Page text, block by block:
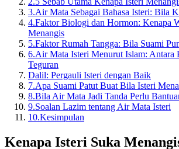
3.Air Mata Sebagai Bahasa Isteri: Bila
4.Faktor Biologi dan Hormon: Kenapa
Menangis
5.Faktor Rumah Tangga: Bila Suami
6.Air Mata Isteri Menurut Islam: Antara
Teguran
Dalil: Pergauli Isteri dengan Baik
7.Apa Suami Patut Buat Bila Isteri
8.Bila Air Mata Jadi Tanda Perlu
9.Soalan Lazim tentang Air Mata Isteri
10.Kesimpulan
Kenapa Isteri Suka